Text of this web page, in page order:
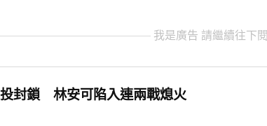
我是廣告 請繼續往下
封鎖 林安可陷入連兩戰熄火